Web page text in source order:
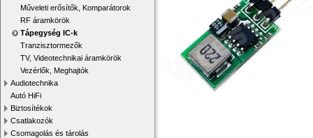
Műveleti erősítők, Komparátorok
RF áramkörök
Tápegység IC-k
Tranzisztormezők
TV, Videotechnikai áramkörök
Vezérlők, Meghajtók
Audiotechnika
Autó HiFi
Biztosítékok
Csatlakozók
Csomagolás és tárolás